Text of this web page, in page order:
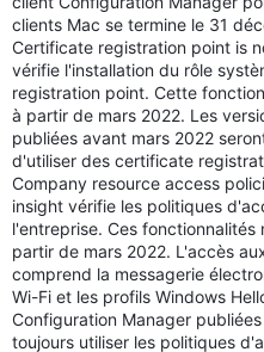
clients Mac se termine le 31
Certificate registration point is
vérifie l'installation du rôle
registration point. Cette
à partir de mars 2022. Les
publiées avant mars 2022
d'utiliser des certificate
Company resource access
insight vérifie les politiques
l'entreprise. Ces
partir de mars 2022. L'accès
comprend la messagerie
Wi-Fi et les profils Windows
Configuration Manager
toujours utiliser les politiques